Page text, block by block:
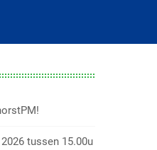
tussen 15.00u